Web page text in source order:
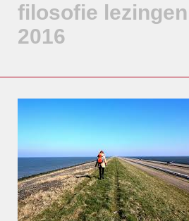
filosofie
2016